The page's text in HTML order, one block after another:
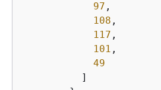
97 ,
108 ,
117 ,
101 ,
49
          ]